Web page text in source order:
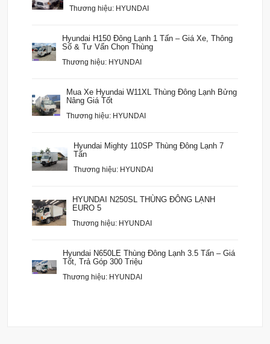
Thương hiệu: HYUNDAI
Hyundai H150 Đông Lạnh 1 Tấn – Giá Xe, Thông
Số & Tư Vấn Chọn Thùng
Thương hiệu: HYUNDAI
Mua Xe Hyundai W11XL Thùng Đông Lạnh Bửng
Nâng Giá Tốt
Thương hiệu: HYUNDAI
Hyundai Mighty 110SP Thùng Đông Lạnh 7
Tấn
Thương hiệu: HYUNDAI
HYUNDAI N250SL THÙNG ĐÔNG LẠNH
EURO 5
Thương hiệu: HYUNDAI
Hyundai N650LE Thùng Đông Lạnh 3.5 Tấn – Giá
Tốt, Trả Góp 300 Triệu
Thương hiệu: HYUNDAI